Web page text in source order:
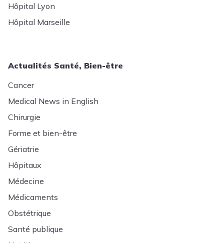
Hôpital Lyon
Hôpital Marseille
Actualités Santé, Bien-être
Cancer
Medical News in English
Chirurgie
Forme et bien-être
Gériatrie
Hôpitaux
Médecine
Médicaments
Obstétrique
Santé publique